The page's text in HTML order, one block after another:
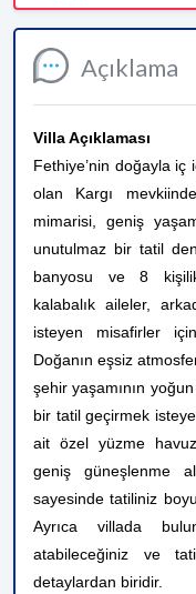
Açıklama
Villa Açıklaması
Fethiye’nin doğayla
olan Kargı
mimarisi, geniş
unutulmaz bir tatil
banyosu ve 8
kalabalık aileler,
isteyen misafirler
Doğanın eşsiz
şehir yaşamının
bir tatil geçirmek
ait özel yüzme
geniş güneşlenme
sayesinde tatiliniz
Ayrıca villada
atabileceğiniz ve
detaylardan biridir.